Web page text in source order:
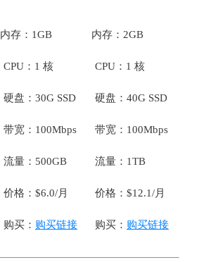
内存：1GB
CPU：1 核
硬盘：30G SSD
带宽：100Mbps
流量：500GB
价格：$6.0/月
购买： 购买链接
内存：2GB
CPU：1 核
硬盘：40G SSD
带宽：100Mbps
流量：1TB
价格：$12.1/月
购买： 购买链接